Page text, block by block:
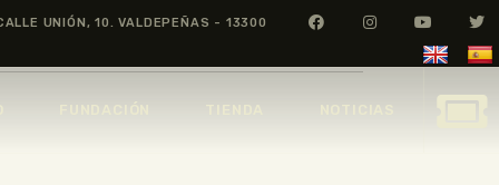
UNIÓN, 10. VALDEPEÑAS - 13300